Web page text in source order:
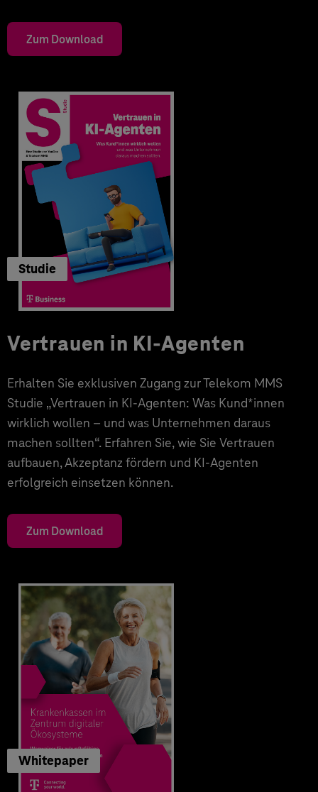
Zum Download
Studie
Vertrauen in KI-Agenten
Erhalten Sie exklusiven Zugang zur Telekom MMS
Studie „Vertrauen in KI-Agenten: Was Kund*innen
wirklich wollen – und was Unternehmen daraus
machen sollten“. Erfahren Sie, wie Sie Vertrauen
aufbauen, Akzeptanz fördern und KI-Agenten
erfolgreich einsetzen können.
Zum Download
Whitepaper